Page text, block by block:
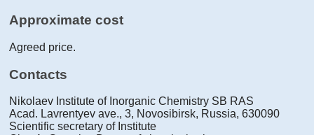
Approximate cost
Agreed price.
Contacts
Nikolaev Institute of Inorganic Chemistry SB RAS
Acad. Lavrentyev ave., 3, Novosibirsk, Russia, 630090
Scientific secretary of Institute